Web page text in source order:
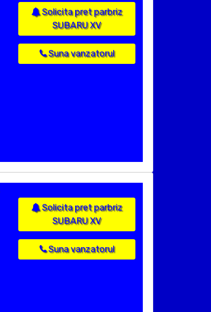
Solicita pret parbriz
SUBARU XV
Suna vanzatorul
Solicita pret parbriz
SUBARU XV
Suna vanzatorul